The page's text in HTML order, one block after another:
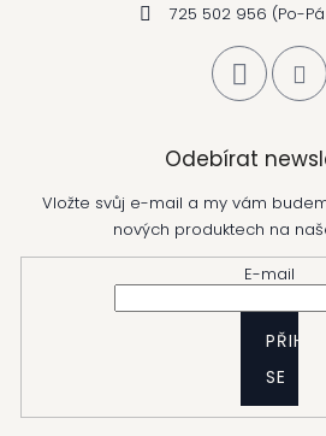
725 502 956 (Po-
Odebírat
Vložte svůj e-mail a my vám
nových produktech na
E-mail
SE